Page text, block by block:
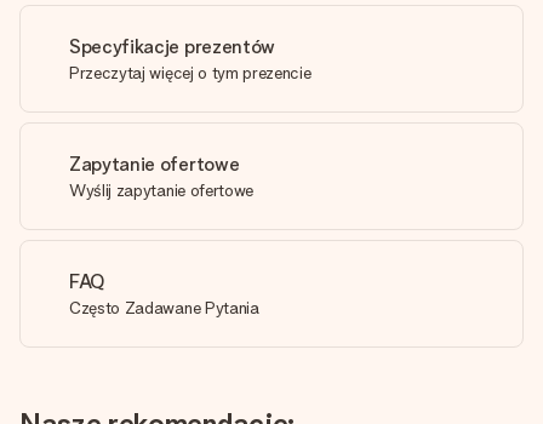
Specyfikacje prezentów
Przeczytaj więcej o tym prezencie
Zapytanie ofertowe
Wyślij zapytanie ofertowe
FAQ
Często Zadawane Pytania